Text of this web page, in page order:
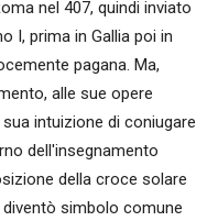
nel 407, quindi inviato
I, prima in Gallia poi in
pagana. Ma,
alle sue opere
intuizione di coniugare
dell'insegnamento
della croce solare
simbolo comune